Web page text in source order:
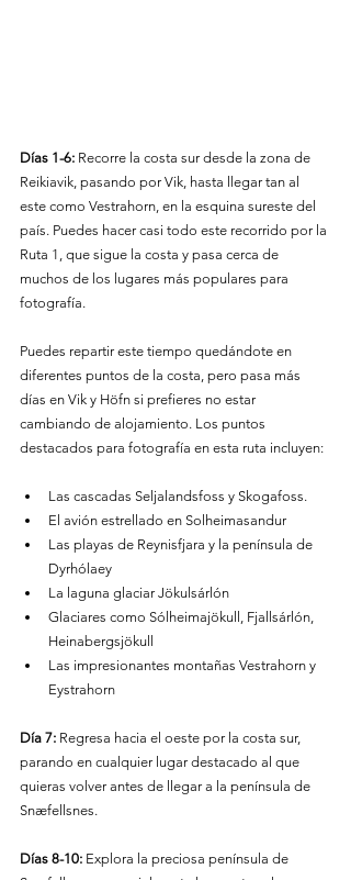
Días 1-6: Recorre la costa sur desde la zona de
Reikiavik, pasando por Vik, hasta llegar tan al
este como Vestrahorn, en la esquina sureste del
país. Puedes hacer casi todo este recorrido por la
Ruta 1, que sigue la costa y pasa cerca de
muchos de los lugares más populares para
fotografía.
Puedes repartir este tiempo quedándote en
diferentes puntos de la costa, pero pasa más
días en Vik y Höfn si prefieres no estar
cambiando de alojamiento. Los puntos
destacados para fotografía en esta ruta incluyen:
Las cascadas Seljalandsfoss y Skogafoss.
El avión estrellado en Solheimasandur
Las playas de Reynisfjara y la península de
Dyrhólaey
La laguna glaciar Jökulsárlón
Glaciares como Sólheimajökull, Fjallsárlón,
Heinabergsjökull
Las impresionantes montañas Vestrahorn y
Eystrahorn
Día 7: Regresa hacia el oeste por la costa sur,
parando en cualquier lugar destacado al que
quieras volver antes de llegar a la península de
Snæfellsnes.
Días 8-10: Explora la preciosa península de